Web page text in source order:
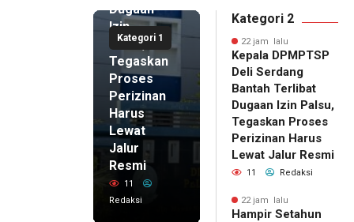
Kategori 1
Dugaan
Izin
Palsu,
Tegaskan
Proses
Perizinan
Harus
Lewat
Jalur
Resmi
11
Redaksi
Kategori 2
22 jam lalu
Kepala DPMPTSP
Deli Serdang
Bantah Terlibat
Dugaan Izin Palsu,
Tegaskan Proses
Perizinan Harus
Lewat Jalur Resmi
11 Redaksi
22 jam lalu
Hampir Setahun